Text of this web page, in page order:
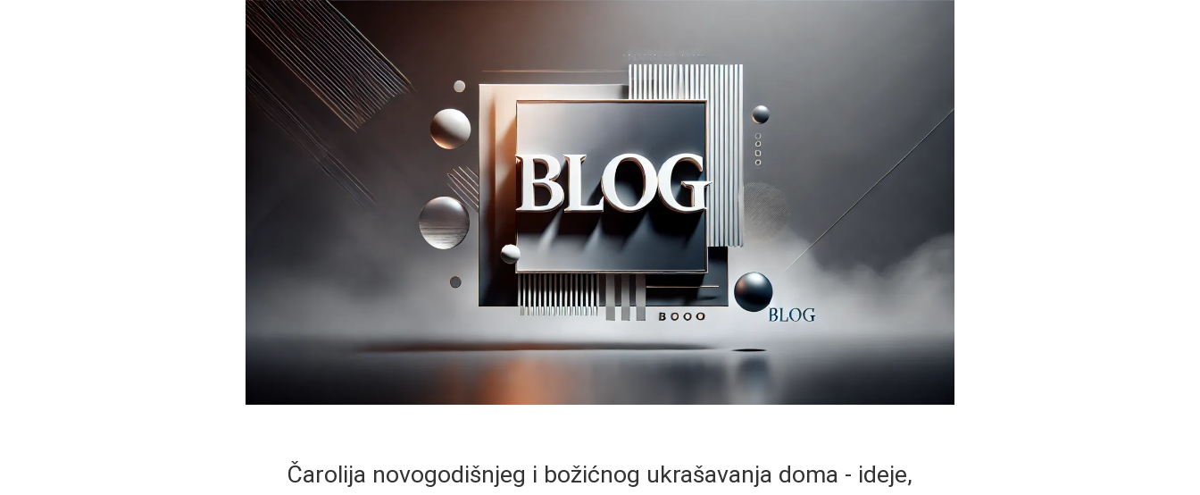
Čarolija novogodišnjeg i božićnog ukrašavanja doma - ideje,